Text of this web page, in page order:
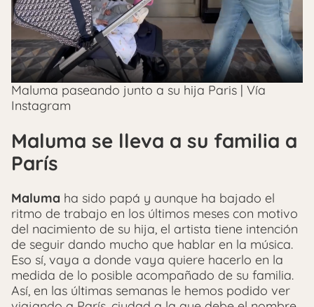
Maluma paseando junto a su hija Paris | Vía
Instagram
Maluma se lleva a su familia a
París
Maluma ha sido papá y aunque ha bajado el
ritmo de trabajo en los últimos meses con motivo
del nacimiento de su hija, el artista tiene intención
de seguir dando mucho que hablar en la música.
Eso sí, vaya a donde vaya quiere hacerlo en la
medida de lo posible acompañado de su familia.
Así, en las últimas semanas le hemos podido ver